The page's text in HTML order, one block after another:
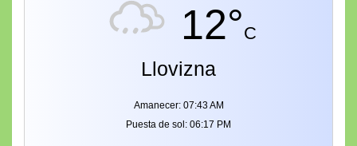
12°C
Llovizna
Amanecer: 07:43 AM
Puesta de sol: 06:17 PM